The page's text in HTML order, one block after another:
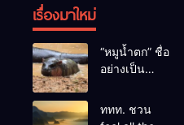
เรื่องมาใหม่
“หมูน้ำตก” ชื่อ
อย่างเป็น
แคระตัวใหม่
ททท. ชวน